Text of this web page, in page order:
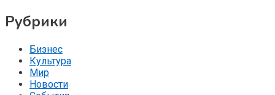
Рубрики
Бизнес
Культура
Мир
Новости